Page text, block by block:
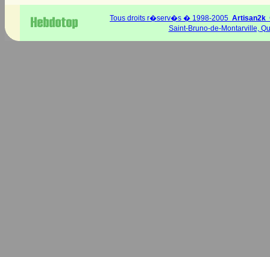
Tous droits r�serv�s � 1998-2005 Artisan2k
Saint-Bruno-de-Montarville,